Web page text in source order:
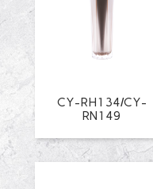
CY-RH134/CY-
RN149